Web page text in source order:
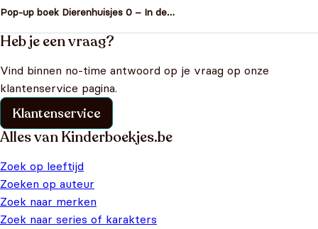
Pop-up boek Dierenhuisjes 0 – In de
Heb je een vraag?
Vind binnen no-time antwoord op je vraag op onze
klantenservice pagina.
Klantenservice
Alles van Kinderboekjes.be
Zoek op leeftijd
Zoeken op auteur
Zoek naar merken
Zoek naar series of karakters